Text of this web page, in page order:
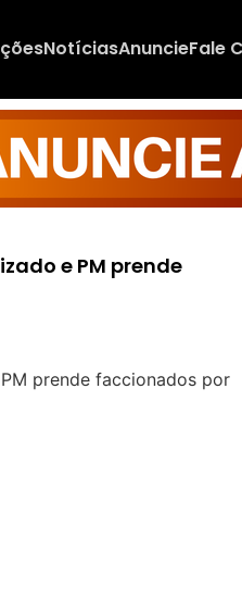
NotíciasAnuncieFale
e PM prende